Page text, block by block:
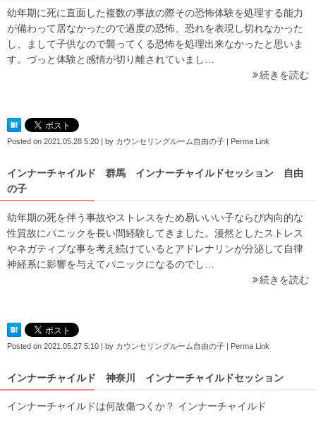
幼年期に死に直面した複数の事故の際その恐怖体験を処理する能力
が備わって居なかったので過度の恐怖、恐れを表現し切れなかった
し、まして子供なので襲ってくる恐怖を処理出来なかったと思いま
す。づっと体験と感情が切り離されていまし…
続きを読む
Posted on 2021.05.28 5:20 by カウンセリングルーム自由の子 Perma Link
インナーチャイルド 群馬 インナーチャイルドセッション 自由
の子
幼年期の死を伴う事故やストレスをため易いいい子ならび内向的な
性質故にパニックを長い間経験してきました。漫然としたストレス
やネガティブな事を考え続けているとアドレナリンが分泌して自律
神経系に影響を与えてパニックになるのでし…
続きを読む
Posted on 2021.05.27 5:10 | by カウンセリングルーム自由の子 | Perma Link
インナーチャイルド 神奈川 インナーチャイルドセッション
インナーチャイルドは何故傷つくか？ インナーチャイルド